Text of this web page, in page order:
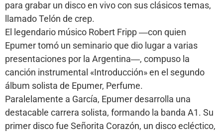
para grabar un disco en vivo con sus clásicos temas,
llamado Telón de crep.
El legendario músico Robert Fripp ―con quien
Epumer tomó un seminario que dio lugar a varias
presentaciones por la Argentina―, compuso la
canción instrumental «Introducción» en el segundo
álbum solista de Epumer, Perfume.
Paralelamente a García, Epumer desarrolla una
destacable carrera solista, formando la banda A1. Su
primer disco fue Señorita Corazón, un disco ecléctico,